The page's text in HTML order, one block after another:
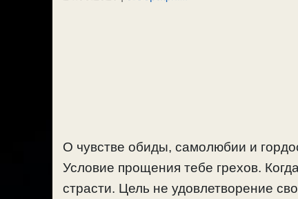
О чувстве обиды, самолюбии и
Условие прощения тебе грехов.
страсти. Цель не удовлетворение